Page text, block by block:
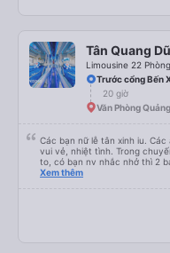
Tân Quang
Limousine 22
Trước cổng Bến
20 giờ
Văn Phòng
Các bạn nữ lễ tân xinh iu.
vui vẻ, nhiệt tình. Trong chuyến đi của mình có 2 gia đình bác lớn tuổi nc khá
to, có bạn nv nhắc nhở thì 2
xấu thì mình ngược lại nha.
bạn ấy nha. Nếu bạn ấy bị
trợ ạ. Số mình đuôi 666,
iu còn đổi cho mình phòng
Xem thêm